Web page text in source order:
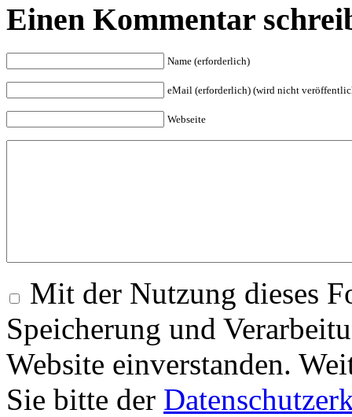
Einen Kommentar
Name (erforderlich)
eMail (erforderlich) (wird nicht
Webseite
Mit der Nutzung dieses
Speicherung und
Website einverstanden.
Sie bitte der